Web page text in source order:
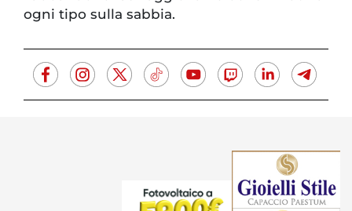
ogni tipo sulla sabbia.